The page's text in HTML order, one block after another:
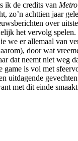
ik de credits van
zo’n achttien jaar
over
het vervolg spelen.
we er allemaal van
door wat
dat neemt niet weg
game is vol met
uitdagende
met dit einde